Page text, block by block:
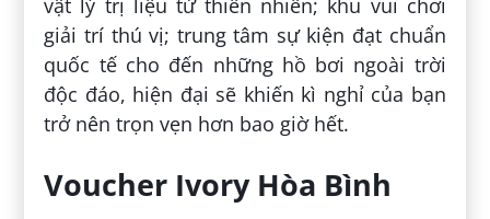
giải trí thú vị; trung tâm sự kiện đạt chuẩn
quốc tế cho đến những hồ bơi ngoài trời
độc đáo, hiện đại sẽ khiến kì nghỉ của bạn
trở nên trọn vẹn hơn bao giờ hết.
Voucher Ivory Hòa Bình